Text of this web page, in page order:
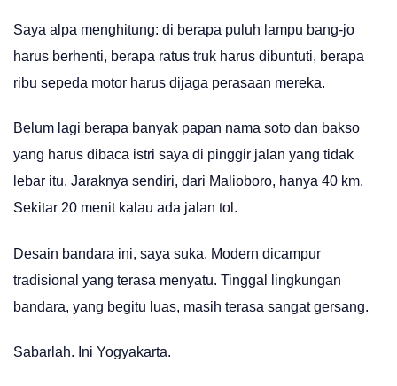
Saya alpa menghitung: di berapa puluh lampu bang-jo
harus berhenti, berapa ratus truk harus dibuntuti, berapa
ribu sepeda motor harus dijaga perasaan mereka.
Belum lagi berapa banyak papan nama soto dan bakso
yang harus dibaca istri saya di pinggir jalan yang tidak
lebar itu. Jaraknya sendiri, dari Malioboro, hanya 40 km.
Sekitar 20 menit kalau ada jalan tol.
Desain bandara ini, saya suka. Modern dicampur
tradisional yang terasa menyatu. Tinggal lingkungan
bandara, yang begitu luas, masih terasa sangat gersang.
Sabarlah. Ini Yogyakarta.